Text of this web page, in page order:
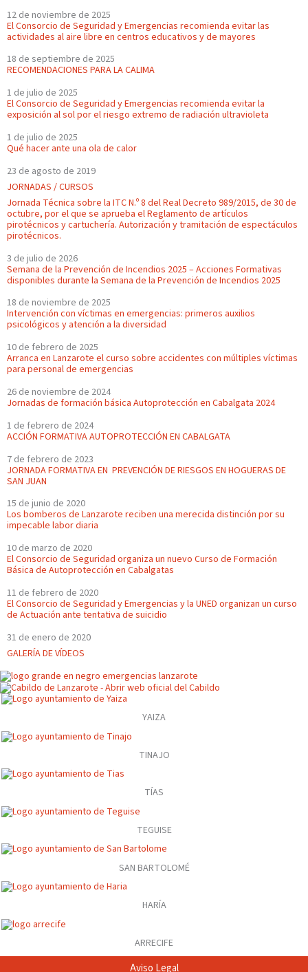
12 de noviembre de 2025
El Consorcio de Seguridad y Emergencias recomienda evitar las
actividades al aire libre en centros educativos y de mayores
18 de septiembre de 2025
RECOMENDACIONES PARA LA CALIMA
1 de julio de 2025
El Consorcio de Seguridad y Emergencias recomienda evitar la
exposición al sol por el riesgo extremo de radiación ultravioleta
1 de julio de 2025
Qué hacer ante una ola de calor
23 de agosto de 2019
JORNADAS / CURSOS
Jornada Técnica sobre la ITC N.º 8 del Real Decreto 989/2015, de 30 de
octubre, por el que se aprueba el Reglamento de artículos
pirotécnicos y cartuchería. Autorización y tramitación de espectáculos
pirotécnicos.
3 de julio de 2026
Semana de la Prevención de Incendios 2025 – Acciones Formativas
disponibles durante la Semana de la Prevención de Incendios 2025
18 de noviembre de 2025
Intervención con víctimas en emergencias: primeros auxilios
psicológicos y atención a la diversidad
10 de febrero de 2025
Arranca en Lanzarote el curso sobre accidentes con múltiples víctimas
para personal de emergencias
26 de noviembre de 2024
Jornadas de formación básica Autoprotección en Cabalgata 2024
1 de febrero de 2024
ACCIÓN FORMATIVA AUTOPROTECCIÓN EN CABALGATA
7 de febrero de 2023
JORNADA FORMATIVA EN PREVENCIÓN DE RIESGOS EN HOGUERAS DE
SAN JUAN
15 de junio de 2020
Los bomberos de Lanzarote reciben una merecida distinción por su
impecable labor diaria
10 de marzo de 2020
El Consorcio de Seguridad organiza un nuevo Curso de Formación
Básica de Autoprotección en Cabalgatas
11 de febrero de 2020
El Consorcio de Seguridad y Emergencias y la UNED organizan un curso
de Actuación ante tentativa de suicidio
31 de enero de 2020
GALERÍA DE VÍDEOS
YAIZA
TINAJO
TÍAS
TEGUISE
SAN BARTOLOMÉ
HARÍA
ARRECIFE
Aviso Legal